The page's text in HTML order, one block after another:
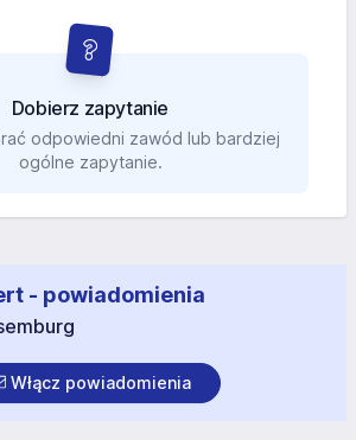
Dobierz zapytanie
odpowiedni zawód lub bardziej
ogólne zapytanie.
- powiadomienia
Włącz powiadomienia